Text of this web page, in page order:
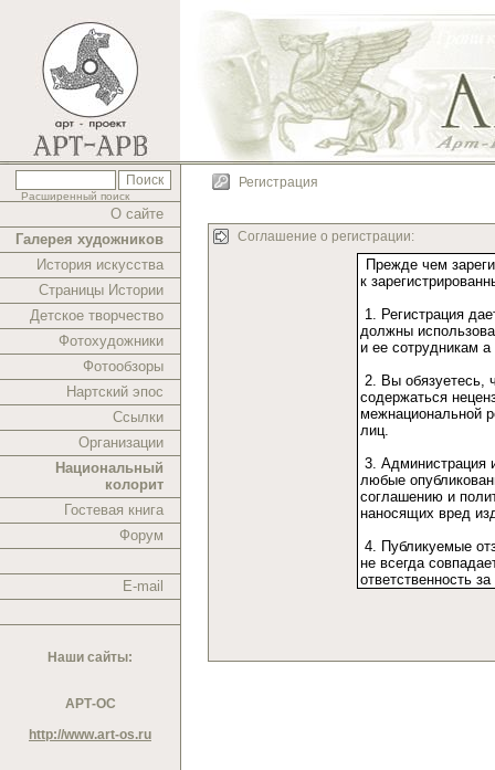
Расширенный поиск
О сайте
Галерея художников
История искусства
Страницы Истории
Детское творчество
Фотохудожники
Фотообзоры
Нартский эпос
Ссылки
Организации
Национальный
колорит
Гостевая книга
Форум
E-mail
Наши сайты:
АРТ-ОС
http://www.art-os.ru
Регистрация
Соглашение о регистрации: